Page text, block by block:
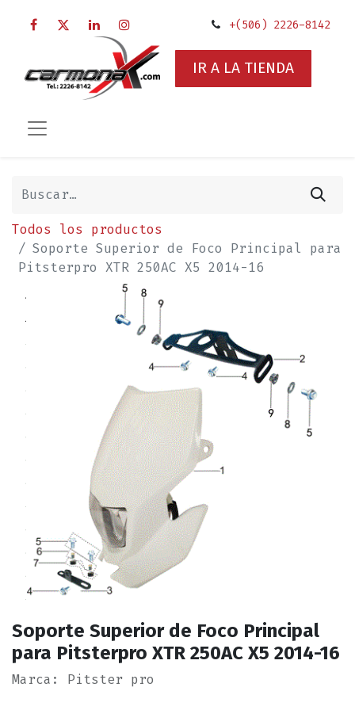
+(506) 2226-8142
IR A LA TIENDA
Todos los productos
Soporte Superior de Foco Principal para
Pitsterpro XTR 250AC X5 2014-16
Soporte Superior de Foco Principal
para Pitsterpro XTR 250AC X5 2014-16
Marca: Pitster pro